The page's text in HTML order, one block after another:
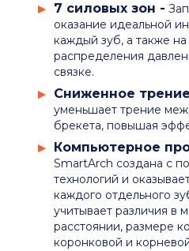
7 силовых зон -
оказание идеальной
каждый зуб, а также
распределения
связке.
Сниженное
уменьшает трение
брекета, повышая
Компьютерное
SmartArch создана с
технологий и
каждого отдельного
учитывает различия в
расстоянии, размере
коронковой и